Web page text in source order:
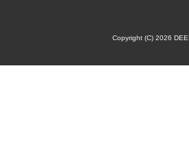
Copyright (C) 2026